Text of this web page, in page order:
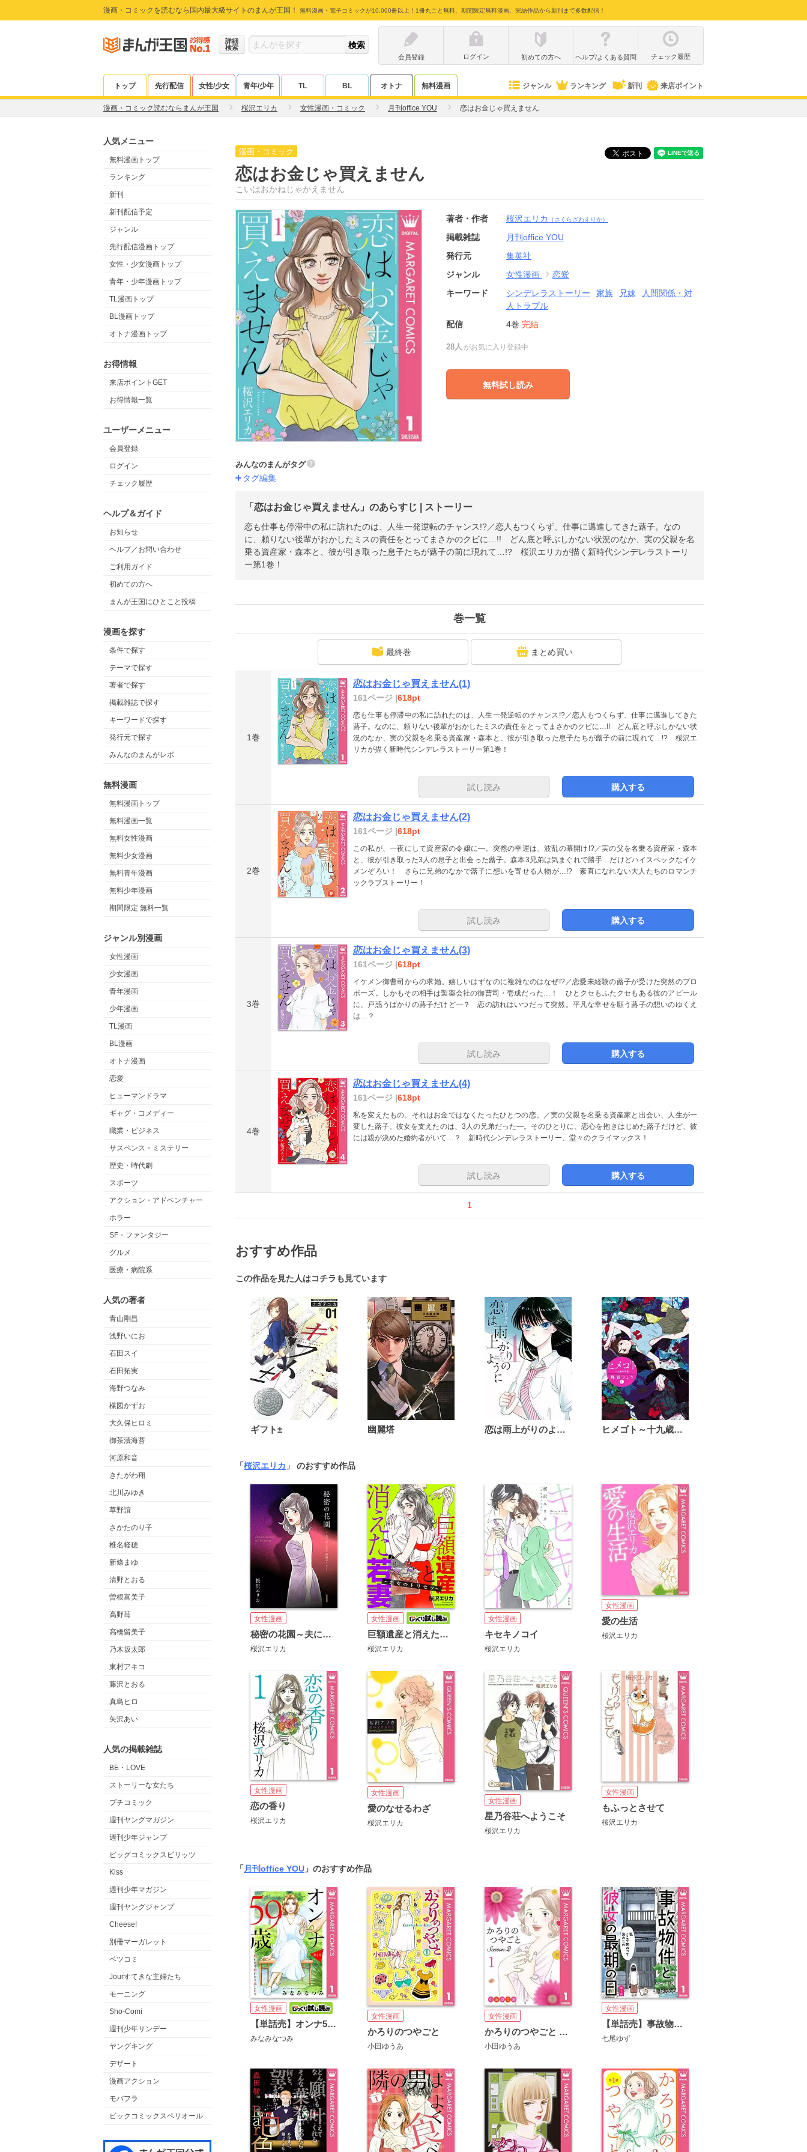
漫画・コミックを読むなら国内最大級サイトのまんが王国！ 無料漫画・電子コミックが10,000冊以上！1冊丸ごと無料、期間限定無料漫画、完結作品から新刊まで多数配信！
詳細
検索
会員登録
ログイン 初めての方へ ヘルプ/よくある質問 チェック履歴
トップ 先行配信 女性/少女 青年/少年 TL BL オトナ 無料漫画 ジャンル ランキング 新刊 来店ポイント
漫画・コミック読むならまんが王国 桜沢エリカ 女性漫画・コミック 月刊office YOU 恋はお金じゃ買えません
人気メニュー
無料漫画トップ
ランキング
新刊
新刊配信予定
ジャンル
先行配信漫画トップ
女性・少女漫画トップ
青年・少年漫画トップ
TL漫画トップ
BL漫画トップ
オトナ漫画トップ
お得情報
来店ポイントGET
お得情報一覧
ユーザーメニュー
会員登録
ログイン
チェック履歴
ヘルプ＆ガイド
お知らせ
ヘルプ／お問い合わせ
ご利用ガイド
初めての方へ
まんが王国にひとこと投稿
漫画を探す
条件で探す
テーマで探す
著者で探す
掲載雑誌で探す
キーワードで探す
発行元で探す
みんなのまんがレポ
無料漫画
無料漫画トップ
無料漫画一覧
無料女性漫画
無料少女漫画
無料青年漫画
無料少年漫画
期間限定 無料一覧
ジャンル別漫画
女性漫画
少女漫画
青年漫画
少年漫画
TL漫画
BL漫画
オトナ漫画
恋愛
ヒューマンドラマ
ギャグ・コメディー
職業・ビジネス
サスペンス・ミステリー
歴史・時代劇
スポーツ
アクション・アドベンチャー
ホラー
SF・ファンタジー
グルメ
医療・病院系
人気の著者
青山剛昌
浅野いにお
石田スイ
石田拓実
海野つなみ
楳図かずお
大久保ヒロミ
御茶漬海苔
河原和音
きたがわ翔
北川みゆき
草野誼
さかたのり子
椎名軽穂
新條まゆ
清野とおる
曽根富美子
高野苺
高橋留美子
乃木坂太郎
東村アキコ
藤沢とおる
真島ヒロ
矢沢あい
人気の掲載雑誌
BE・LOVE
ストーリーな女たち
プチコミック
週刊ヤングマガジン
週刊少年ジャンプ
ビッグコミックスピリッツ
Kiss
週刊少年マガジン
週刊ヤングジャンプ
Cheese!
別冊マーガレット
ベツコミ
Jourすてきな主婦たち
モーニング
Sho-Comi
週刊少年サンデー
ヤングキング
デザート
漫画アクション
モバフラ
ビックコミックスペリオール
漫画・コミック
恋はお金じゃ買えません
こいはおかねじゃかえません
著者・作者 桜沢エリカ （さくらざわえりか）
掲載雑誌
月刊office YOU
発行元
集英社
ジャンル
女性漫画
恋愛
キーワード
シンデレラストーリー 家族 兄妹
人間関係・対
人トラブル
配信
4巻 完結
28人 がお気に入り登録中
無料試し読み
みんなのまんがタグ
タグ編集
「恋はお金じゃ買えません」のあらすじ | ストーリー
恋も仕事も停滞中の私に訪れたのは、人生一発逆転のチャンス!?／恋人もつくらず、仕事に邁進してきた蕗子。なの
に、頼りない後輩がおかしたミスの責任をとってまさかのクビに…!! どん底と呼ぶしかない状況のなか、実の父親を名
乗る資産家・森本と、彼が引き取った息子たちが蕗子の前に現れて…!? 桜沢エリカが描く新時代シンデレラストーリ
ー第1巻！
巻一覧
最終巻 まとめ買い
1巻
恋はお金じゃ買えません(1)
161ページ |618pt
恋も仕事も停滞中の私に訪れたのは、人生一発逆転のチャンス!?／恋人もつくらず、仕事に邁進してきた
蕗子。なのに、頼りない後輩がおかしたミスの責任をとってまさかのクビに…!! どん底と呼ぶしかない状
況のなか、実の父親を名乗る資産家・森本と、彼が引き取った息子たちが蕗子の前に現れて…!? 桜沢エ
リカが描く新時代シンデレラストーリー第1巻！
試し読み 購入する
2巻
恋はお金じゃ買えません(2)
161ページ |618pt
この私が、一夜にして資産家の令嬢に―。突然の幸運は、波乱の幕開け!?／実の父を名乗る資産家・森本
と、彼が引き取った3人の息子と出会った蕗子。森本3兄弟は気まぐれで勝手…だけどハイスペックなイケ
メンぞろい！ さらに兄弟のなかで蕗子に想いを寄せる人物が…!? 素直になれない大人たちのロマンチ
ックラブストーリー！
試し読み 購入する
3巻
恋はお金じゃ買えません(3)
161ページ |618pt
イケメン御曹司からの求婚。嬉しいはずなのに複雑なのはなぜ!?／恋愛未経験の蕗子が受けた突然のプロ
ポーズ。しかもその相手は製薬会社の御曹司・壱成だった…！ ひとクセもふたクセもある彼のアピール
に、戸惑うばかりの蕗子だけど―？ 恋の訪れはいつだって突然。平凡な幸せを願う蕗子の想いのゆくえ
は…？
試し読み 購入する
4巻
恋はお金じゃ買えません(4)
161ページ |618pt
私を変えたもの。それはお金ではなくたったひとつの恋。／実の父親を名乗る資産家と出会い、人生が一
変した蕗子。彼女を支えたのは、3人の兄弟だった―。そのひとりに、恋心を抱きはじめた蕗子だけど、彼
には親が決めた婚約者がいて…？ 新時代シンデレラストーリー、堂々のクライマックス！
試し読み 購入する
1
おすすめ作品
この作品を見た人はコチラも見ています
ギフト± 幽麗塔 恋は雨上がりのように ヒメゴト～十九歳の制服～
「桜沢エリカ 」 のおすすめ作品
女性漫画
秘密の花園～夫に言えない高額バイト～
桜沢エリカ
女性漫画
巨額遺産と消えた若妻～悪女のトリセツ～【単話】
桜沢エリカ
女性漫画
キセキノコイ
桜沢エリカ
女性漫画
愛の生活
桜沢エリカ
女性漫画
恋の香り
桜沢エリカ
女性漫画
愛のなせるわざ
桜沢エリカ
女性漫画
星乃谷荘へようこそ
桜沢エリカ
女性漫画
もふっとさせて
桜沢エリカ
「月刊office YOU 」のおすすめ作品
女性漫画
【単話売】オンナ59歳 熟れたり枯れたり恋したり
みなみなつみ
女性漫画
かろりのつやごと
小田ゆうあ
女性漫画
かろりのつやごと Season2
小田ゆうあ
女性漫画
【単話売】事故物件と彼女の最期の日
七尾ゆず